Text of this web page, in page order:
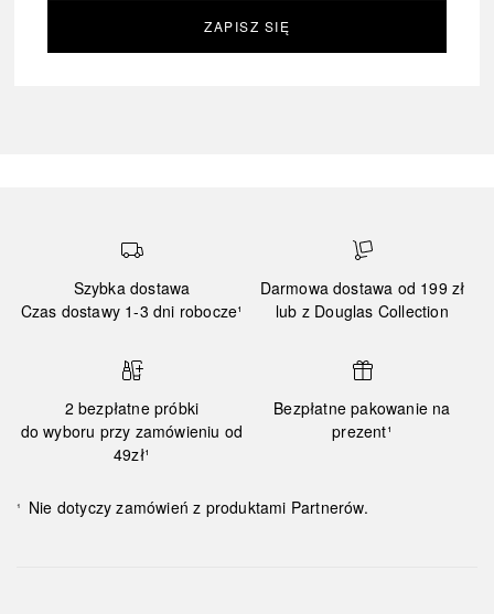
ZAPISZ SIĘ
Szybka dostawa
Czas dostawy 1-3 dni robocze¹
Darmowa dostawa od 199 zł
lub z Douglas Collection
2 bezpłatne próbki
do wyboru przy zamówieniu od
49zł¹
Bezpłatne pakowanie na
prezent¹
¹ Nie dotyczy zamówień z produktami Partnerów.